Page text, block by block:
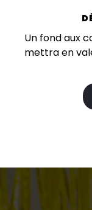
Un fond aux
mettra en